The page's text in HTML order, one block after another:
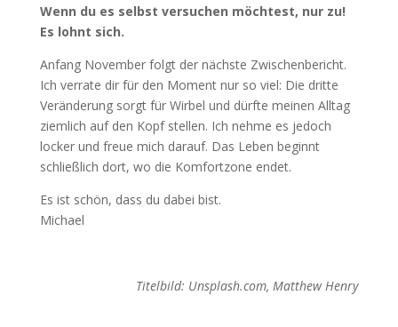
Wenn du es selbst versuchen möchtest, nur zu!
Es lohnt sich.
Anfang November folgt der nächste Zwischenbericht.
Ich verrate dir für den Moment nur so viel: Die dritte
Veränderung sorgt für Wirbel und dürfte meinen Alltag
ziemlich auf den Kopf stellen. Ich nehme es jedoch
locker und freue mich darauf. Das Leben beginnt
schließlich dort, wo die Komfortzone endet.
Es ist schön, dass du dabei bist.
Michael
Titelbild: Unsplash.com, Matthew Henry